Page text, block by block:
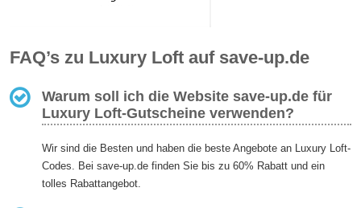
FAQ’s zu Luxury Loft auf save-up.de
Warum soll ich die Website save-up.de für
Luxury Loft-Gutscheine verwenden?
Wir sind die Besten und haben die beste Angebote an Luxury Loft-
Codes. Bei save-up.de finden Sie bis zu 60% Rabatt und ein
tolles Rabattangebot.